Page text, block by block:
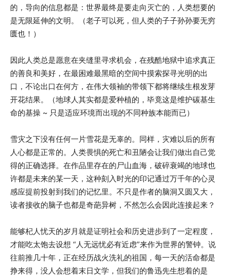
的，导向的信息都是：世界最终是要走向灭亡的，人类想要的
是无限延伸的文明。（老子可以死，但人类的子子孙孙要无穷
匮也！）
因此人类总是愿意在夹缝里寻求机会，在残酷地狱中追求真正
的善良和美好，在最困难最黑暗的空间中摸索探寻光明的出
口，不论出口在何方，在伟大领袖的带领下都将继续生根发芽
开花结果。（地球人其实都是爱种植的，毕竟这是维护碳基生
命的基操 ~ 只是适应环境而出现的不同种族本能而已）
雪灾之下没有任何一片雪花是无辜的。同样，灾难以后的所有
人心都是正常的。人类畏惧的死亡和丑陋会让我们做出自己觉
得的正确选择。在作品里存在的尸山血海，破碎衰竭的地球也
许都是未来的某一天，这种刻入时光的印记通过万千年的心灵
感应提前投射到我们的记忆里。不只是作者的脑洞又圆又大，
读者接收的脑子也都是奇葩异树，不然怎么会因此连接起来？
能够杞人忧天的岁月就是证明社会和历史进步到了一定程度，
才能吃太饱去设想 “人无远忧必有近虑”来作为世界的警钟。说
往前推几十年，正在经历战火洗礼的祖国，每一天的活命都是
挣来得，没人会想着末日文学，但我们的鲁迅先生想着的是